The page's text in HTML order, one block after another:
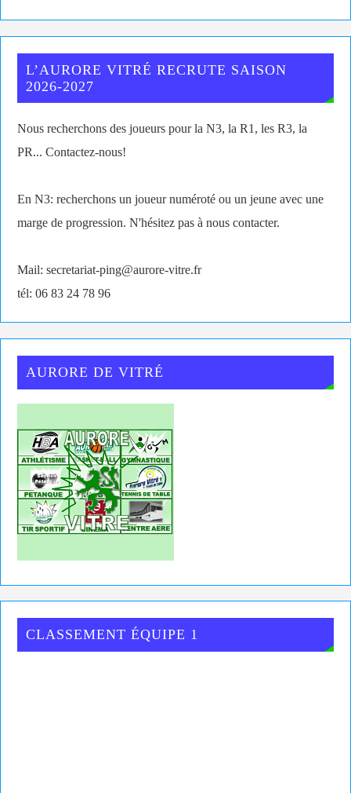
L’AURORE VITRÉ RECRUTE SAISON
2026-2027
Nous recherchons des joueurs pour la N3, la R1, les R3, la
PR... Contactez-nous!
En N3: recherchons un joueur numéroté ou un jeune avec une
marge de progression. N'hésitez pas à nous contacter.
Mail: secretariat-ping@aurore-vitre.fr
tél: 06 83 24 78 96
AURORE DE VITRÉ
CLASSEMENT ÉQUIPE 1